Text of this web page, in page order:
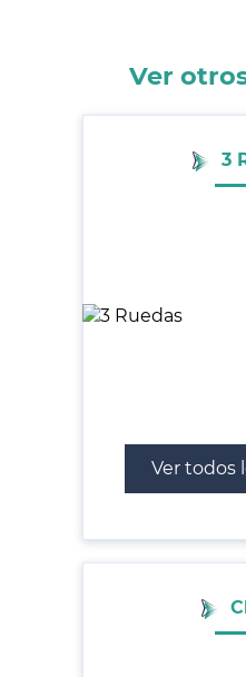
Ver
3
Ver todos